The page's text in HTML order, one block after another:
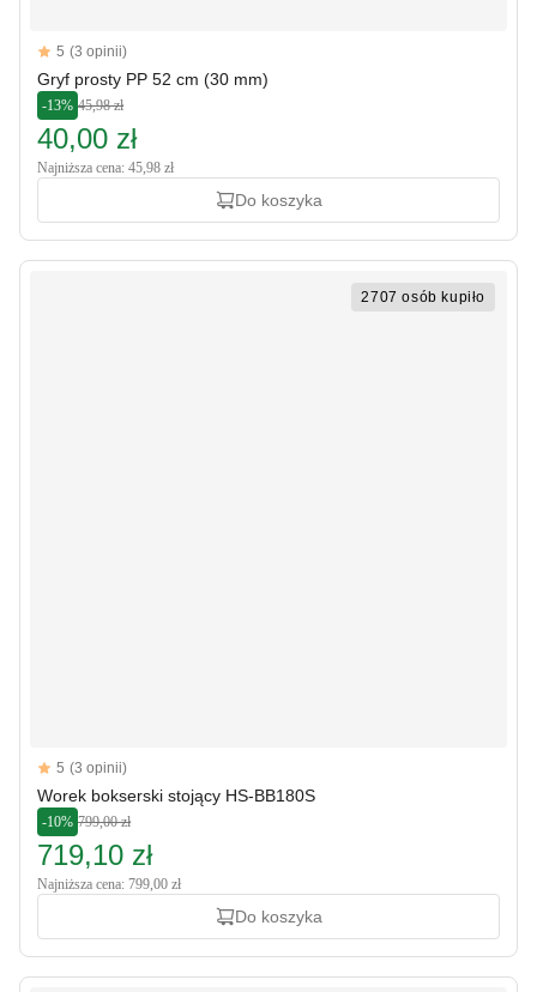
Reviews
5 out of 5 stars
5 (3 opinii)
Gryf prosty PP 52 cm (30 mm)
-13% 45,98 zł
40,00 zł
Najniższa cena: 45,98 zł
Do koszyka
2707 osób kupiło
Reviews
5 out of 5 stars
5 (3 opinii)
Worek bokserski stojący HS-BB180S
-10% 799,00 zł
719,10 zł
Najniższa cena: 799,00 zł
Do koszyka